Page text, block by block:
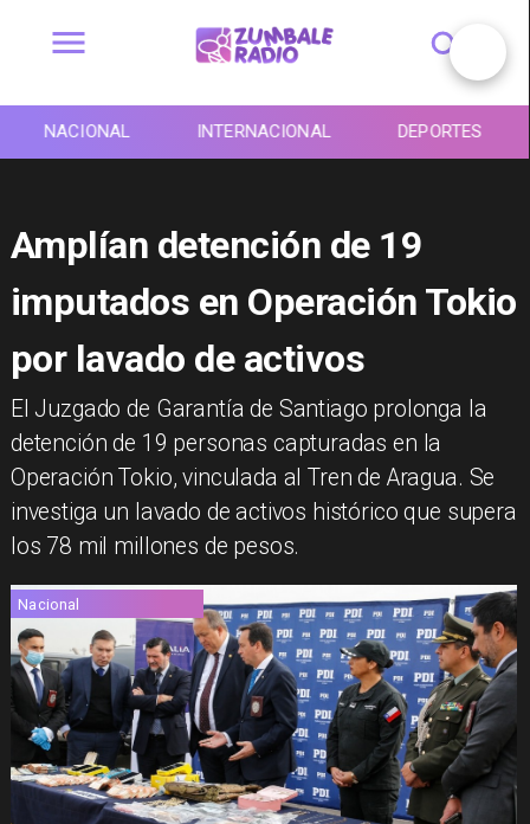
NACIONAL INTERNACIONAL DEPORTES
Amplían detención de 19
imputados en Operación Tokio
por lavado de activos
El Juzgado de Garantía de Santiago prolonga la
detención de 19 personas capturadas en la
Operación Tokio, vinculada al Tren de Aragua. Se
investiga un lavado de activos histórico que supera
los 78 mil millones de pesos.
Nacional